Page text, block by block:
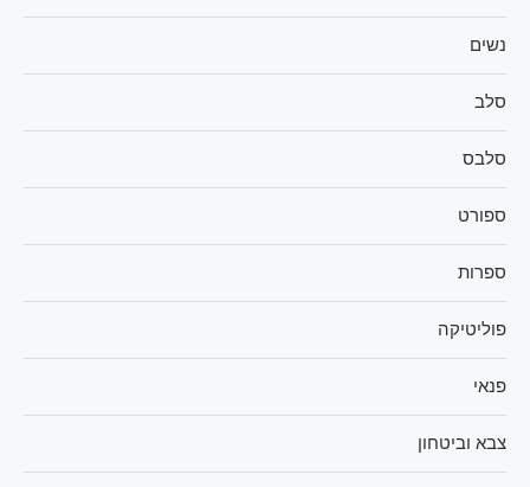
נשים
סלב
סלבס
ספורט
ספרות
פוליטיקה
פנאי
צבא וביטחון